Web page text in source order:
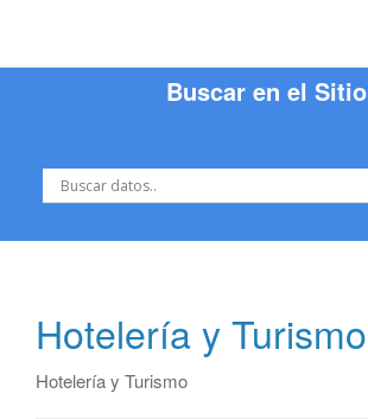
Buscar en el Sitio
Hotelería y Turismo
Hotelería y Turismo